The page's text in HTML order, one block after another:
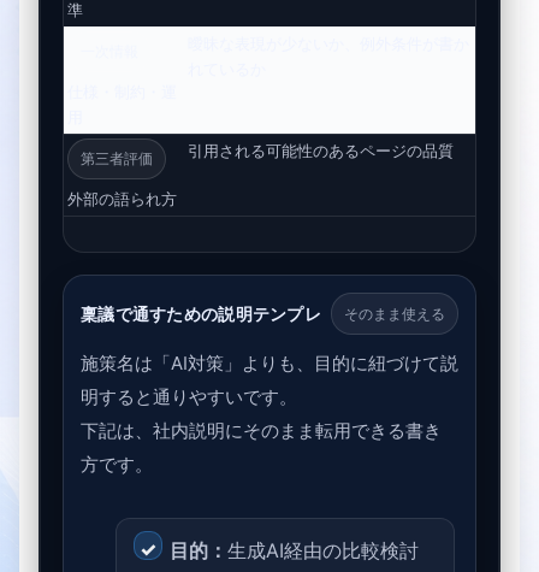
準
第三者評価
外部の語られ方
引用される可能性のあるページの品質
稟議で通すための説明テンプレ そのまま使える
施策名は「AI対策」よりも、目的に紐づけて説
明すると通りやすいです。
下記は、社内説明にそのまま転用できる書き
方です。
目的：生成AI経由の比較検討